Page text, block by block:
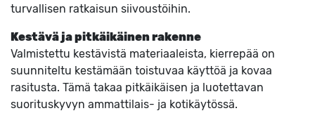
turvallisen ratkaisun siivoustöihin.
Kestävä ja pitkäikäinen rakenne
Valmistettu kestävistä materiaaleista, kierrepää on
suunniteltu kestämään toistuvaa käyttöä ja kovaa
rasitusta. Tämä takaa pitkäikäisen ja luotettavan
suorituskyvyn ammattilais- ja kotikäytössä.